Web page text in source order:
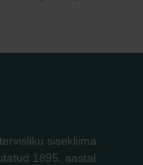
sisekliima
1895. aastal